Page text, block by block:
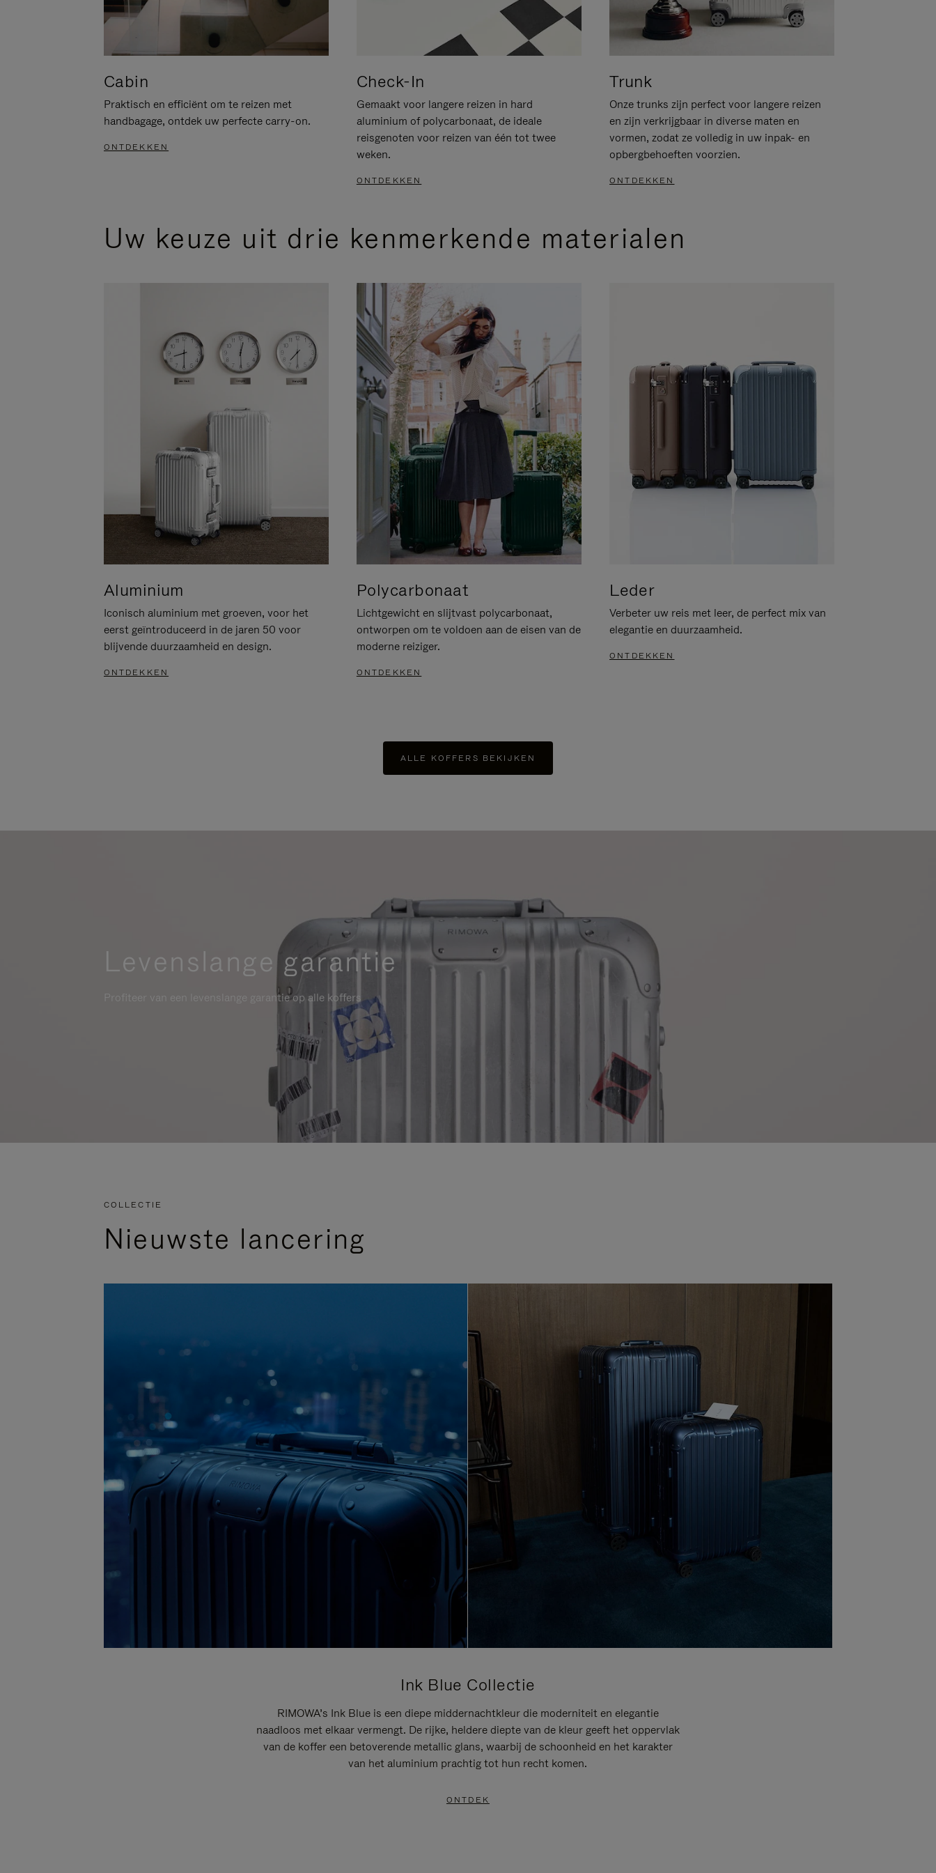
Cabin
Praktisch en efficiënt om te reizen met
handbagage, ontdek uw perfecte carry-on.
ONTDEKKEN
Check-In
Gemaakt voor langere reizen in hard
aluminium of polycarbonaat, de ideale
reisgenoten voor reizen van één tot twee
weken.
ONTDEKKEN
Trunk
Onze trunks zijn perfect voor langere reizen
en zijn verkrijgbaar in diverse maten en
vormen, zodat ze volledig in uw inpak- en
opbergbehoeften voorzien.
ONTDEKKEN
Uw keuze uit drie kenmerkende materialen
Aluminium
Iconisch aluminium met groeven, voor het
eerst geïntroduceerd in de jaren 50 voor
blijvende duurzaamheid en design.
ONTDEKKEN
Polycarbonaat
Lichtgewicht en slijtvast polycarbonaat,
ontworpen om te voldoen aan de eisen van de
moderne reiziger.
ONTDEKKEN
Leder
Verbeter uw reis met leer, de perfect mix van
elegantie en duurzaamheid.
ONTDEKKEN
ALLE KOFFERS BEKIJKEN
Levenslange garantie
Profiteer van een levenslange garantie op alle koffers
COLLECTIE
Nieuwste lancering
Ink Blue Collectie
RIMOWA’s Ink Blue is een diepe middernachtkleur die moderniteit en elegantie
naadloos met elkaar vermengt. De rijke, heldere diepte van de kleur geeft het oppervlak
van de koffer een betoverende metallic glans, waarbij de schoonheid en het karakter
van het aluminium prachtig tot hun recht komen.
ONTDEK